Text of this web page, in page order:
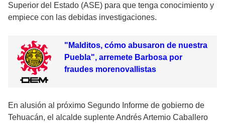
Superior del Estado (ASE) para que tenga conocimiento y
empiece con las debidas investigaciones.
"Malditos, cómo abusaron de nuestra
Puebla", arremete Barbosa por
fraudes morenovallistas
En alusión al próximo Segundo Informe de gobierno de
Tehuacán, el alcalde suplente Andrés Artemio Caballero